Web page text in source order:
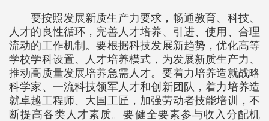
要按照发展新质生产力要求，畅通教育、科技、
人才的良性循环，完善人才培养、引进、使用、合理
流动的工作机制。要根据科技发展新趋势，优化高等
学校学科设置、人才培养模式，为发展新质生产力、
推动高质量发展培养急需人才。要着力培养造就战略
科学家、一流科技领军人才和创新团队，着力培养造
就卓越工程师、大国工匠，加强劳动者技能培训，不
断提高各类人才素质。要健全要素参与收入分配机